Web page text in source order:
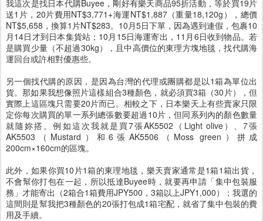
我這次是找日本代購Buyee，剛好有樂天商品95折活動，等於買19片
送1片，20片費用NT$3,771+海運NT$1,887（重量18,120g），總價
NT$5,658，換算1片NT$283。10月5日下單，因為遇到連假，包裹10
月14日才到日本集貨站；10月15日海運寄出，11月6日收到物品。若
是購買少量（不超過30kg），且中高價位的東理方塊地毯，找代購海
運回台或許相對優惠些。
另一個找代購的原因，是因為台灣的代理或團購都是以1箱為單位出
貨。那如果我想像照片這樣組合3種顏色，就必須買3箱（30片），但
實際上這區塊只需要20片而已。相較之下，日本樂天上有些賣家只限
定你每次購買的單一系列總張數要超過10片，但同系列內的顏色數量
就隨妳搭。例如這次我就是買7張AK5502（Light olive）、7張
AK5503（Mustard）和6張AK5506（Moss green）拼成
200cm×160cm的區塊。
此外，如果你買10片1箱的東理地毯，樂天賣家通常是1箱1箱出貨，
不會幫你打包在一起，所以抵達Buyee時，就要再申請「集中包裝服
務」才能寄出（2箱合1箱費用JPY500，3箱以上JPY1,000）；我選的
這間則是幫我把3種顏色的20張打包成1箱宅配，就省了集中包裝的費
用及手續。